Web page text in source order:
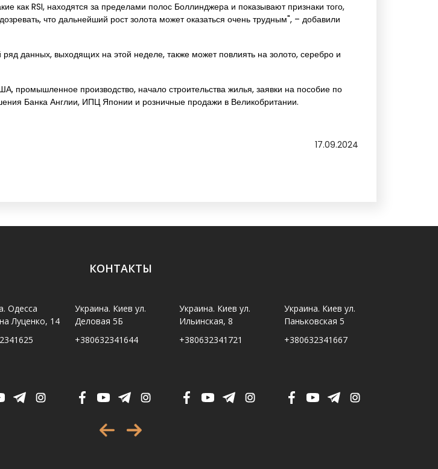
как RSI, находятся за пределами полос Боллинджера и показывают признаки того,
что дальнейший рост золота может оказаться очень трудным", – добавили
данных, выходящих на этой неделе, также может повлиять на золото, серебро и
производство, начало строительства жилья, заявки на пособие по
Банка Англии, ИПЦ Японии и розничные продажи в Великобритании.
17.09.2024
КОНТАКТЫ
Одесса
Луценко, 14
Украина. Киев ул.
Деловая 5Б
+380632341644
Украина. Киев ул.
Ильинская, 8
+380632341721
Украина. Киев ул.
Паньковская 5
+380632341667